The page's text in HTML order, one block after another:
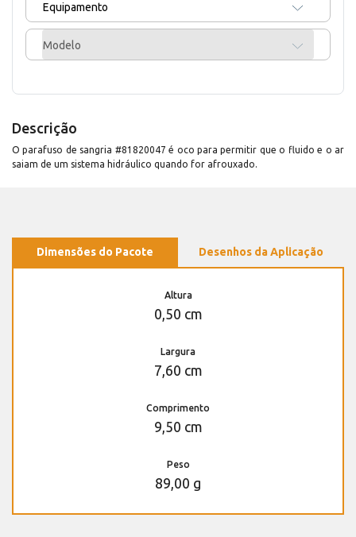
Equipamento
Modelo
Descrição
O parafuso de sangria #81820047 é oco para permitir que o fluido e o ar
saiam de um sistema hidráulico quando for afrouxado.
Dimensões do Pacote Desenhos da Aplicação
Altura
0,50 cm
Largura
7,60 cm
Comprimento
9,50 cm
Peso
89,00 g